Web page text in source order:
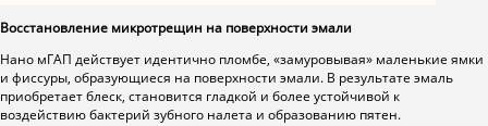
Восстановление микротрещин на поверхности эмали
Нано мГАП действует идентично пломбе, «замуровывая» маленькие ямки
и фиссуры, образующиеся на поверхности эмали. В результате эмаль
приобретает блеск, становится гладкой и более устойчивой к
воздействию бактерий зубного налета и образованию пятен.